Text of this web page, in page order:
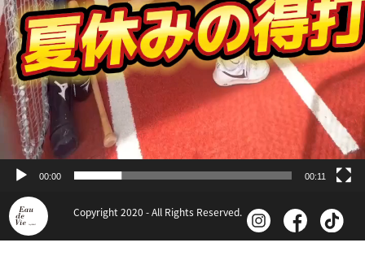
00:00 00:11
Copyright 2020 - All Rights Reserved.